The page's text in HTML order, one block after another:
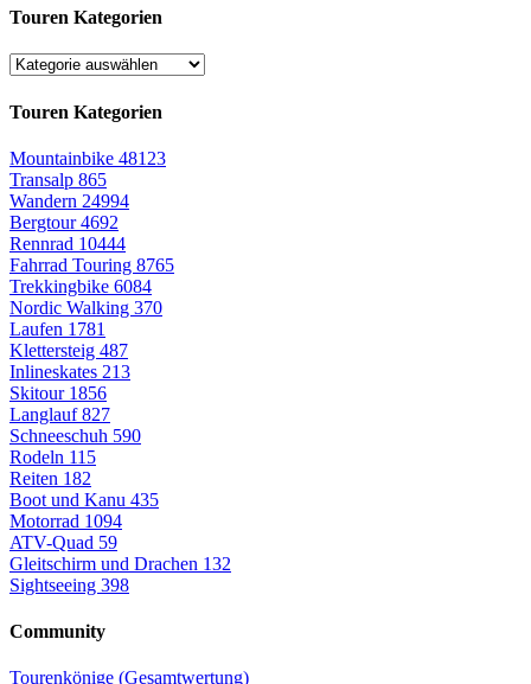
Touren Kategorien
Touren Kategorien
Mountainbike 48123
Transalp 865
Wandern 24994
Bergtour4692
Rennrad 10444
Fahrrad Touring 8765
Trekkingbike 6084
Nordic Walking 370
Laufen 1781
Klettersteig 487
Inlineskates 213
Skitour 1856
Langlauf827
Schneeschuh 590
Rodeln 115
Reiten 182
Boot und Kanu 435
Motorrad 1094
ATV-Quad 59
Gleitschirm und Drachen 132
Sightseeing 398
Community
Tourenkönige (Gesamtwertung)